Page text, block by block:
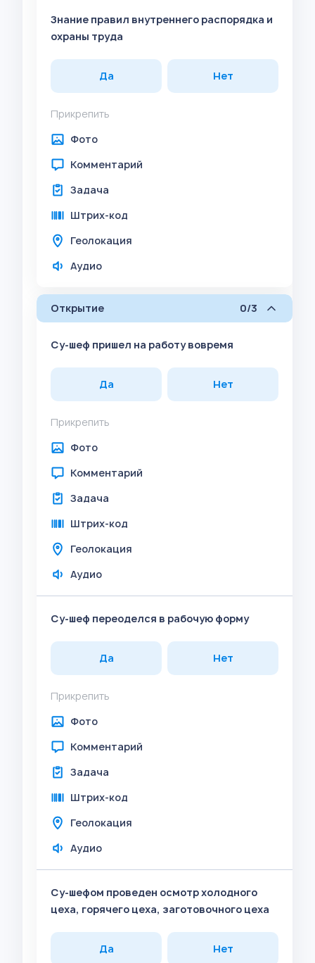
Знание правил внутреннего распорядка и
охраны труда
Да Нет
Прикрепить
Фото
Комментарий
Задача
Штрих-код
Геолокация
Аудио
Открытие 0/3
Су-шеф пришел на работу вовремя
Да Нет
Прикрепить
Фото
Комментарий
Задача
Штрих-код
Геолокация
Аудио
Су-шеф переоделся в рабочую форму
Да Нет
Прикрепить
Фото
Комментарий
Задача
Штрих-код
Геолокация
Аудио
Су-шефом проведен осмотр холодного
цеха, горячего цеха, заготовочного цеха
Да Нет